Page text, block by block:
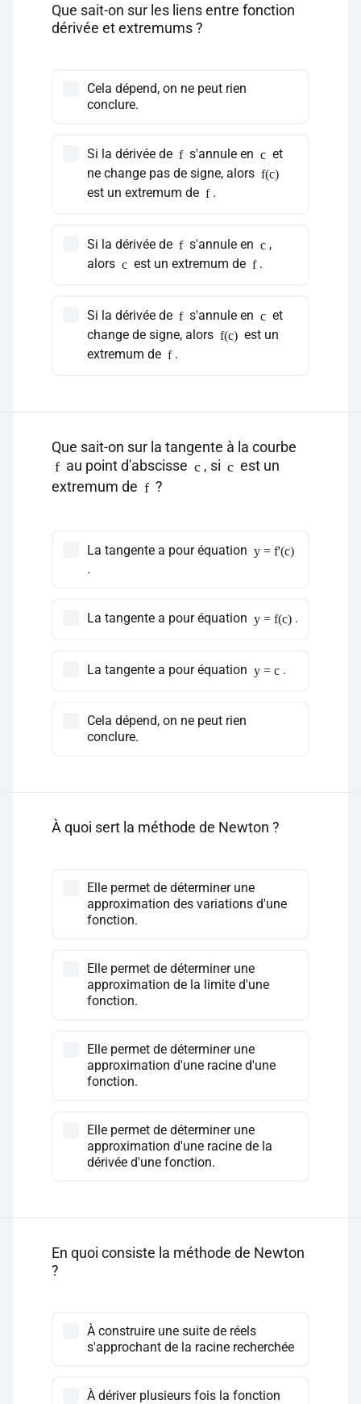
Que sait-on sur les liens entre fonction
dérivée et extremums ?
Cela dépend, on ne peut rien
conclure.
Si la dérivée de f s'annule en c et
ne change pas de signe, alors f(c)
est un extremum de f .
Si la dérivée de f s'annule en c ,
alors c est un extremum de f .
Si la dérivée de f s'annule en c et
change de signe, alors f(c) est un
extremum de f .
Que sait-on sur la tangente à la courbe
f au point d'abscisse c , si c est un
extremum de f ?
La tangente a pour équation y = f'(c)
.
La tangente a pour équation y = f(c) .
La tangente a pour équation y = c .
Cela dépend, on ne peut rien
conclure.
À quoi sert la méthode de Newton ?
Elle permet de déterminer une
approximation des variations d'une
fonction.
Elle permet de déterminer une
approximation de la limite d'une
fonction.
Elle permet de déterminer une
approximation d'une racine d'une
fonction.
Elle permet de déterminer une
approximation d'une racine de la
dérivée d'une fonction.
En quoi consiste la méthode de Newton
?
À construire une suite de réels
s'approchant de la racine recherchée
À dériver plusieurs fois la fonction